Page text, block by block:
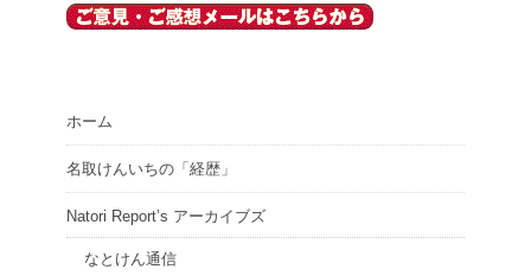
ホーム
名取けんいちの「経歴」
Natori Report’s アーカイブズ
なとけん通信